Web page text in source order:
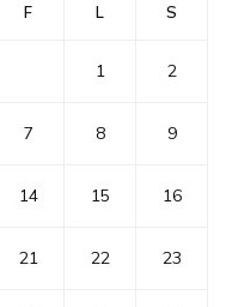
F L S
1 2
7 8 9
14 15 16
21 22 23